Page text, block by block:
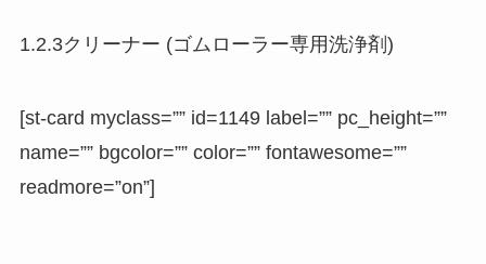
1.2.3クリーナー (ゴムローラー専用洗浄剤)
[st-card myclass=”” id=1149 label=”” pc_height=””
name=”” bgcolor=”” color=”” fontawesome=””
readmore=”on”]